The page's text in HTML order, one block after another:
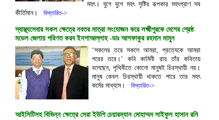
মহৎ। যুগে যুগে মহৎ সৃষ্টির রূপকার মহৎপ্রাণ সব
কীর্তিমান। বিস্তারিত->
স্বাস্থ্যসেবার সকল ক্ষেত্রে নবতর মাত্রা সংযোজন করে লক্ষ্মীপুরকে দেশের শ্রেষ্ঠ
মডেল জেলায় পরিণত করব ইনশাআল্লাহ -ডাঃ আশফাকুর রহমান মামুন
‘সকলের তরে সকলে আমরা, প্রত্যেকে আমরা
পরের তরে।’ কবি কামিনী রায় তাঁর কবিতায়
বলেছেন, পৃথিবীতে কোনো মানুষই চিরস্থায়ী নয়।
মানুষ কেবল চিরস্থায়ী থাকতে পারে তার মহৎ
কর্মের মাধ্যমে। বিস্তারিত->
আইসিটিসহ বিভিন্ন ক্ষেত্রে সেরা ইউপি চেয়ারম্যান মোহাম্মদ সাইফুল হাসান রনি